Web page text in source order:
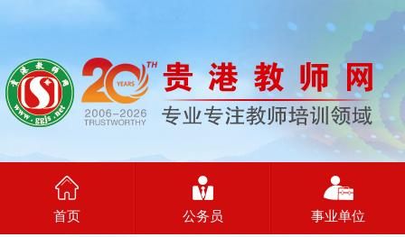
首页 公务员 事业单位